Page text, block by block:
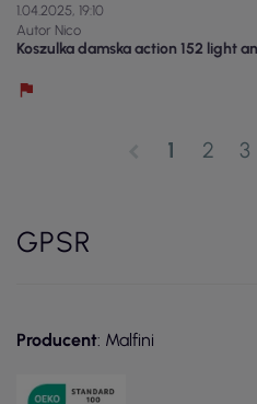
1.04.2025, 19:10
Autor Nico
Koszulka damska action 152 light
1 2 3
GPSR
Producent: Malfini